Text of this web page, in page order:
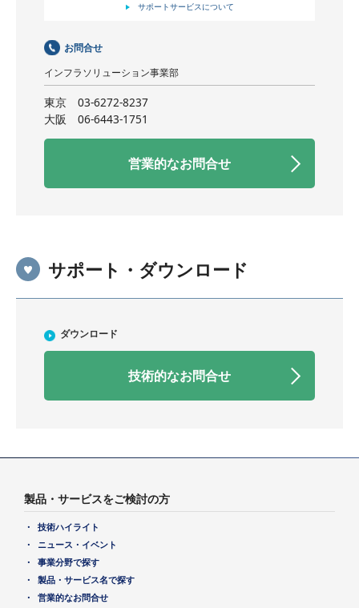
サポートサービスについて
お問合せ
インフラソリューション事業部
東京 03-6272-8237
大阪 06-6443-1751
営業的なお問合せ
サポート・ダウンロード
ダウンロード
技術的なお問合せ
製品・サービスをご検討の方
技術ハイライト
ニュース・イベント
事業分野で探す
製品・サービス名で探す
営業的なお問合せ